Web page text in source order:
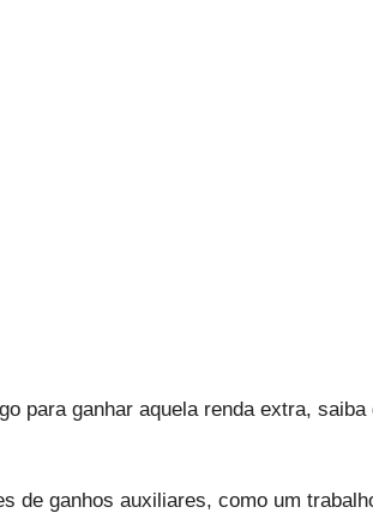
para ganhar aquela renda extra,
de ganhos auxiliares, como um